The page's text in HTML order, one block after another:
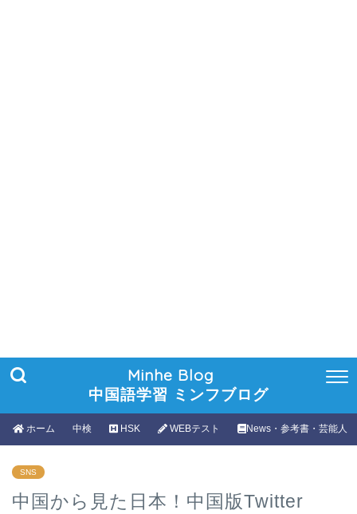
Minhe Blog
中国語学習 ミンフブログ
ホーム 中検 HSK WEBテスト News・参考書・芸能人
SNS
中国から見た日本！中国版Twitter